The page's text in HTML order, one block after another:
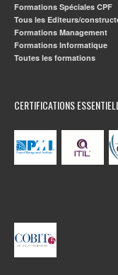
Formations Spéciales CPF
Tous les Editeurs/
Formations Management
Formations Informatique
Toutes les formations
CERTIFICATIONS